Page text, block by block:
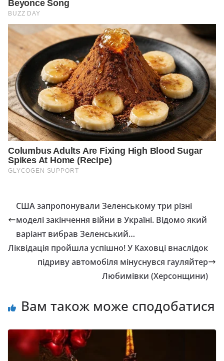
США запропонували Зеленському три різні
моделі закінчення війни в Україні. Відомо який
варіант вибрав Зеленський…
Ліквідація пройшла успішно! У Каховці внаслідок
підриву автомобіля мінуснувся гауляйтер
Любимівки (Херсонщини)
Вам також може сподобатися